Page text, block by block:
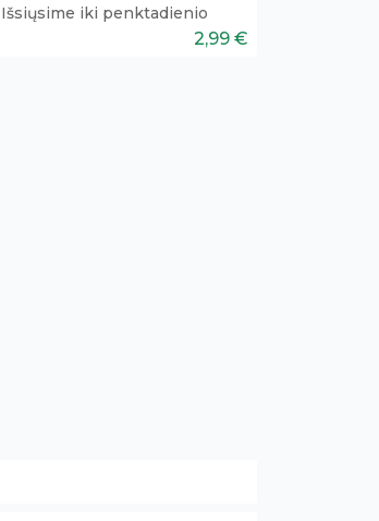
Išsiųsime iki penktadienio
2,99 €